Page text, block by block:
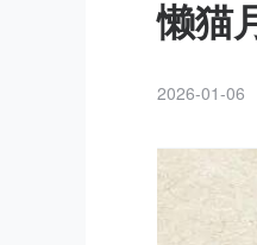
懒猫
2026-01-06